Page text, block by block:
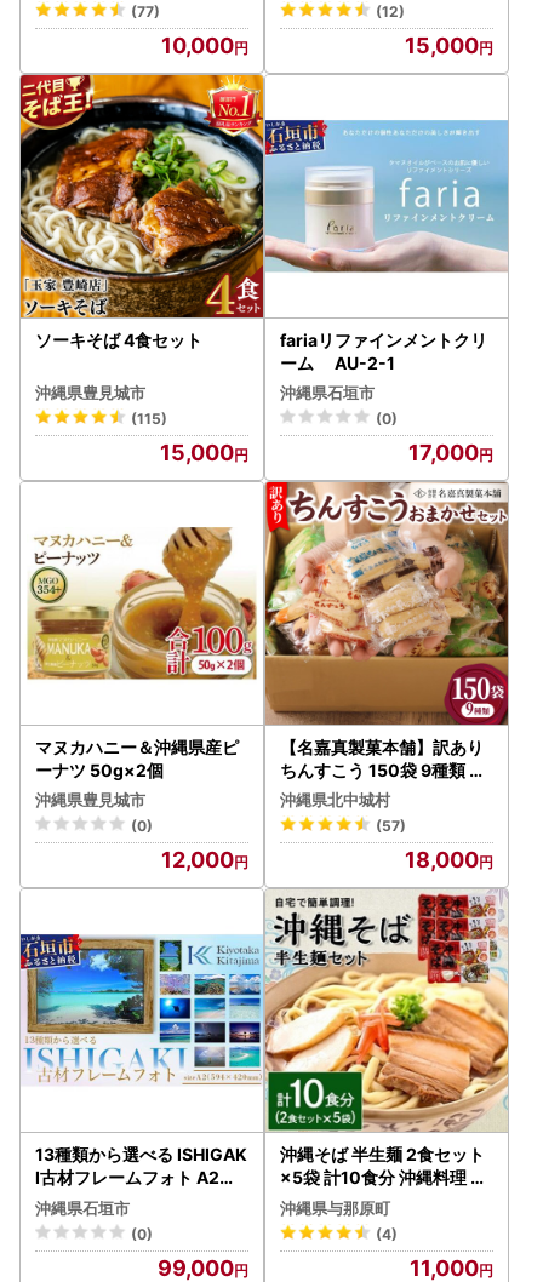
(77)
10,000
(12)
15,000
ソーキそば 4食セット
沖縄県豊見城市
(115)
15,000
fariaリファインメントクリ
ーム AU-2-1
沖縄県石垣市
(0)
17,000
マヌカハニー＆沖縄県産ピ
ーナツ 50g×2個
沖縄県豊見城市
(0)
12,000
【名嘉真製菓本舗】訳あり
ちんすこう 150袋 9種類 お
まかせ【1231884】
沖縄県北中城村
(57)
18,000
13種類から選べる ISHIGAK
I古材フレームフォト A2 B
S-7
沖縄県石垣市
(0)
99,000
沖縄そば 半生麺 2食セット
×5袋 計10食分 沖縄料理 を
自宅で簡単調理!【138382
2】
沖縄県与那原町
(4)
11,000